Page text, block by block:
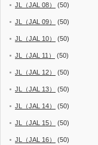
JL（JAL 08） (50)
JL（JAL 09） (50)
JL（JAL 10） (50)
JL（JAL 11） (50)
JL（JAL 12） (50)
JL（JAL 13） (50)
JL（JAL 14） (50)
JL（JAL 15） (50)
JL（JAL 16） (50)